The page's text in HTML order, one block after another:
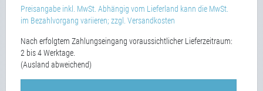
Preisangabe inkl. MwSt. Abhängig vom Lieferland kann die MwSt.
im Bezahlvorgang variieren; zzgl. Versandkosten
Nach erfolgtem Zahlungseingang voraussichtlicher Lieferzeitraum:
2 bis 4 Werktage.
(Ausland abweichend)